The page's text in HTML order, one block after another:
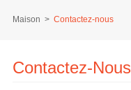
Maison Contactez-nous
Contactez-Nous